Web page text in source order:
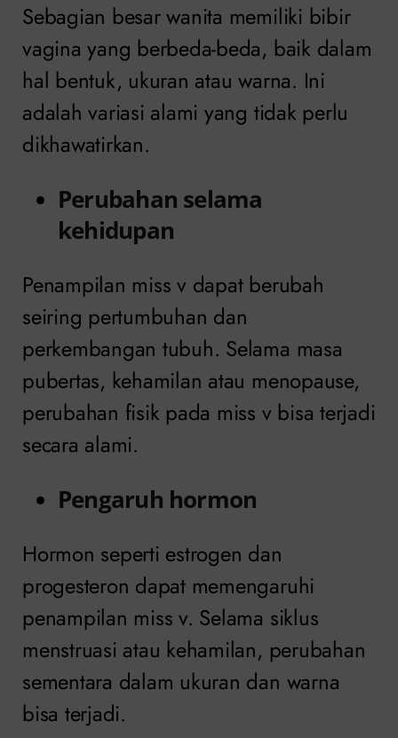
Sebagian besar wanita memiliki bibir
vagina yang berbeda-beda, baik dalam
hal bentuk, ukuran atau warna. Ini
adalah variasi alami yang tidak perlu
dikhawatirkan.
Perubahan selama
kehidupan
Penampilan miss v dapat berubah
seiring pertumbuhan dan
perkembangan tubuh. Selama masa
pubertas, kehamilan atau menopause,
perubahan fisik pada miss v bisa terjadi
secara alami.
Pengaruh hormon
Hormon seperti estrogen dan
progesteron dapat memengaruhi
penampilan miss v. Selama siklus
menstruasi atau kehamilan, perubahan
sementara dalam ukuran dan warna
bisa terjadi.